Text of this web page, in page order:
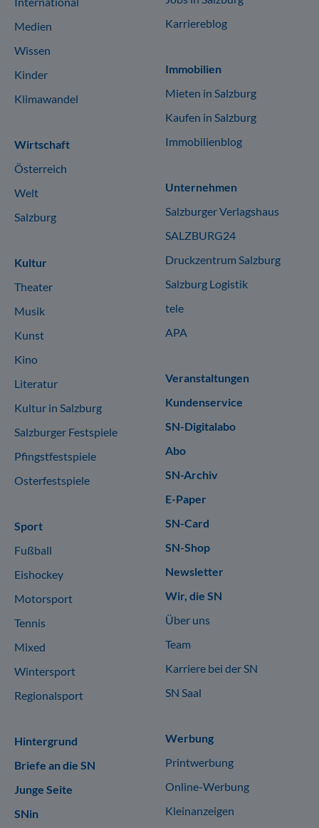
Medien
Wissen
Kinder
Klimawandel
Wirtschaft
Österreich
Welt
Salzburg
Kultur
Theater
Musik
Kunst
Kino
Literatur
Kultur in Salzburg
Salzburger Festspiele
Pfingstfestspiele
Osterfestspiele
Sport
Fußball
Eishockey
Motorsport
Tennis
Mixed
Wintersport
Regionalsport
Hintergrund
Briefe an die SN
Junge Seite
SNin
Karriereblog
Immobilien
Mieten in Salzburg
Kaufen in Salzburg
Immobilienblog
Unternehmen
Salzburger Verlagshaus
SALZBURG24
Druckzentrum Salzburg
Salzburg Logistik
tele
APA
Veranstaltungen
Kundenservice
SN-Digitalabo
Abo
SN-Archiv
E-Paper
SN-Card
SN-Shop
Newsletter
Wir, die SN
Über uns
Team
Karriere bei der SN
SN Saal
Werbung
Printwerbung
Online-Werbung
Kleinanzeigen